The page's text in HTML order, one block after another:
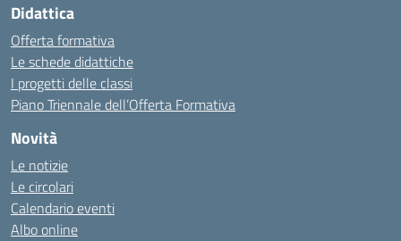
Didattica
Offerta formativa
Le schede didattiche
I progetti delle classi
Piano Triennale dell’Offerta Formativa
Novità
Le notizie
Le circolari
Calendario eventi
Albo online